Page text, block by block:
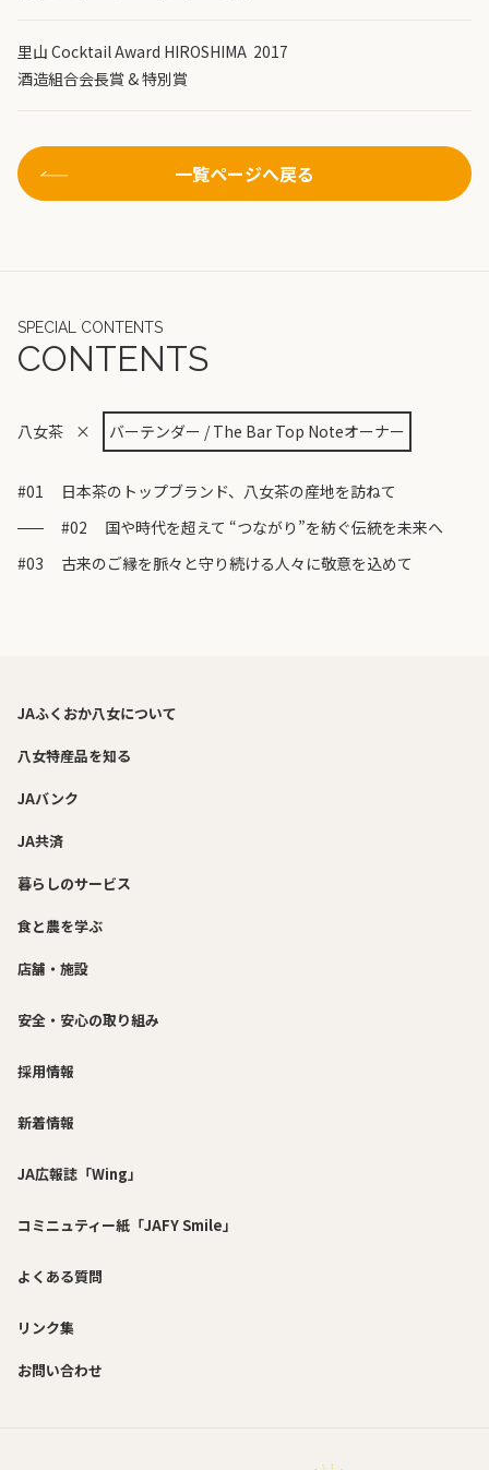
里山 Cocktail Award HIROSHIMA 2017
酒造組合会長賞 & 特別賞
一覧ページへ戻る
CONTENTS
SPECIAL CONTENTS
八女茶 × バーテンダー / The Bar Top Noteオーナー
#01
日本茶のトップブランド、八女茶の産地を訪ねて
#02
国や時代を超えて “つながり”を紡ぐ伝統を未来へ
#03
古来のご縁を脈々と守り続ける人々に敬意を込めて
JAふくおか八女について
八女特産品を知る
JAバンク
JA共済
暮らしのサービス
食と農を学ぶ
店舗・施設
安全・安心の取り組み
採用情報
新着情報
JA広報誌「Wing」
コミニュティー紙「JAFY Smile」
よくある質問
リンク集
お問い合わせ